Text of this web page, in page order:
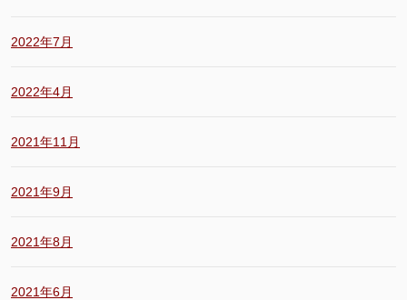
2022年7月
2022年4月
2021年11月
2021年9月
2021年8月
2021年6月